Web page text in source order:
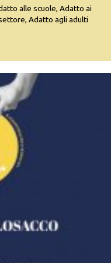
alle scuole, Adatto ai
Adatto agli adulti